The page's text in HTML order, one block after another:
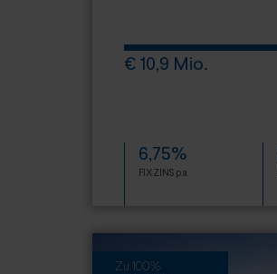
€ 10,9 Mio.
6,75%
FIXZINS p.a.
Zu 100%